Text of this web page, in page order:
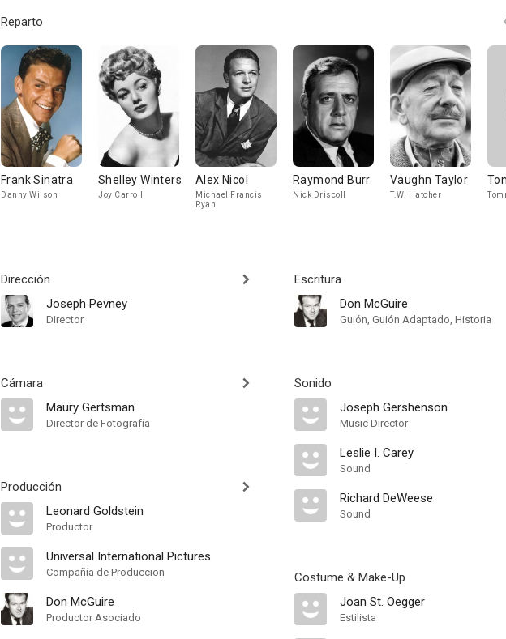
Reparto
Frank Sinatra
Danny Wilson
Shelley Winters
Joy Carroll
Alex Nicol
Michael Francis
Ryan
Raymond Burr
Nick Driscoll
Vaughn Taylor
T.W. Hatcher
Dirección
Joseph Pevney
Director
Cámara
Maury Gertsman
Director de Fotografía
Producción
Leonard Goldstein
Productor
Universal International Pictures
Compañía de Produccion
Don McGuire
Productor Asociado
Escritura
Don McGuire
Guión, Guión Adaptado, Historia
Sonido
Joseph Gershenson
Music Director
Leslie I. Carey
Sound
Richard DeWeese
Sound
Costume & Make-Up
Joan St. Oegger
Estilista